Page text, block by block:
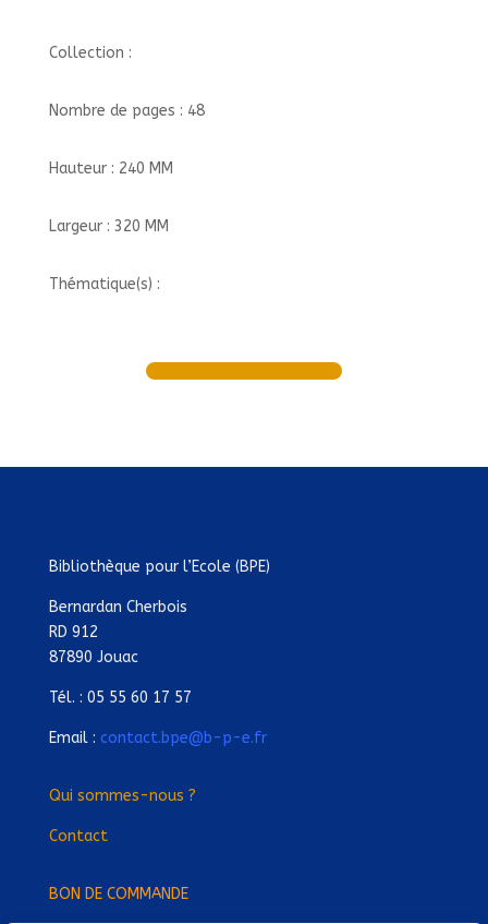
Collection :
Nombre de pages : 48
Hauteur : 240 MM
Largeur : 320 MM
Thématique(s) :
Bibliothèque pour l’Ecole (BPE)
Bernardan Cherbois
RD 912
87890 Jouac
Tél. : 05 55 60 17 57
Email : contact.bpe@b-p-e.fr
Qui sommes-nous ?
Contact
BON DE COMMANDE